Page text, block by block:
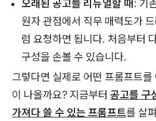
오래된 공고를 리뉴얼할 때: 기
원자 관점에서 직무 매력도가
럼 요청하면 됩니다. 처음부터
구성을 손볼 수 있습니다.
그렇다면 실제로 어떤 프롬프트
이 나올까요? 지금부터 공고를 구
가져다 쓸 수 있는 프롬프트를 살